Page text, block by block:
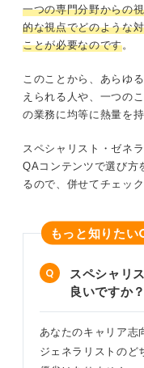
一つの専門分野からの
的な視点でどのような
ことが必要なのです。
このことから、あらゆ
えられる人や、一つの
の業務に均等に熱量を
スペシャリスト・ゼネ
QAコンテンツで選び方
るので、併せてチェッ
もっと知りたい
スペシャリ
良いですか？
あなたのキャリア志
ジェネラリストのど